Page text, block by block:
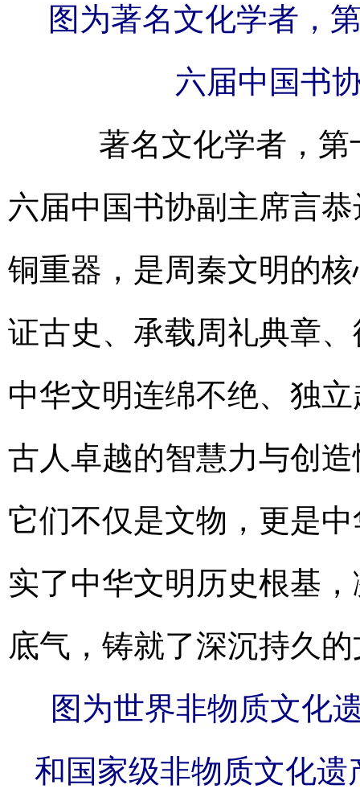
图为著名文化学者，
六届中国书
著名文化学者，第
六届中国书协副主席言
铜重器，是周秦文明的
证古史、承载周礼典章
中华文明连绵不绝、独
古人卓越的智慧力与创
它们不仅是文物，更是
实了中华文明历史根基
底气，铸就了深沉持久
图为世界非物质文化
和国家级非物质文化